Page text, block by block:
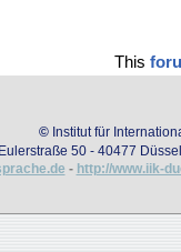
This
© Institut für
Eulerstraße 50 - 40477
- http://www.iik-